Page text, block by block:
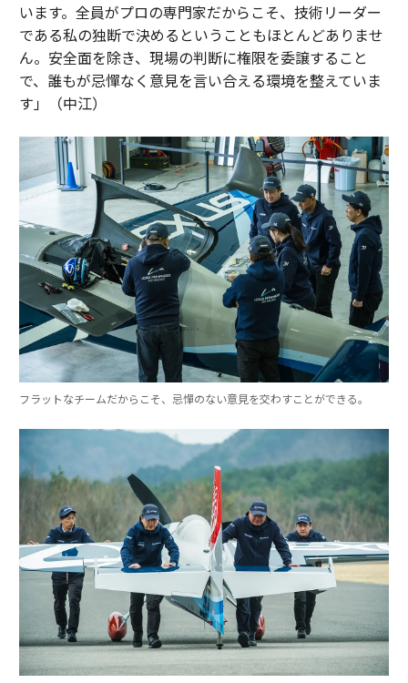
います。全員がプロの専門家だからこそ、技術リーダー
である私の独断で決めるということもほとんどありませ
ん。安全面を除き、現場の判断に権限を委譲すること
で、誰もが忌憚なく意見を言い合える環境を整えていま
す」（中江）
フラットなチームだからこそ、忌憚のない意見を交わすことができる。